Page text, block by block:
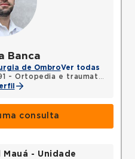
Banca
de OmbroVer todas
- Ortopedia e traumatologia
consulta
- Unidade